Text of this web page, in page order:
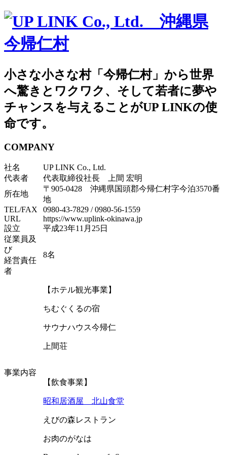
小さな小さな村「今帰仁村」から世界
へ驚きとワクワク、そして若者に夢や
チャンスを与えることがUP LINKの使
命です。
COMPANY
社名
UP LINK Co., Ltd.
代表者
代表取締役社長 上間 宏明
所在地
〒905-0428 沖縄県国頭郡今帰仁村字今泊3570番
地
TEL/FAX
0980-43-7829 /0980-56-1559
URL
https://www.uplink-okinawa.jp
設立
平成23年11月25日
従業員及
び
経営責任
者
8名
事業内容
【ホテル観光事業】
ちむぐくるの宿
サウナハウス今帰仁
上間荘
【飲食事業】
昭和居酒屋 北山食堂
えびの森レストラン
お肉のがなは